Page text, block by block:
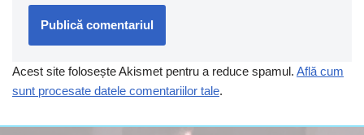
Acest site folosește Akismet pentru a reduce spamul. Află cum
sunt procesate datele comentariilor tale.